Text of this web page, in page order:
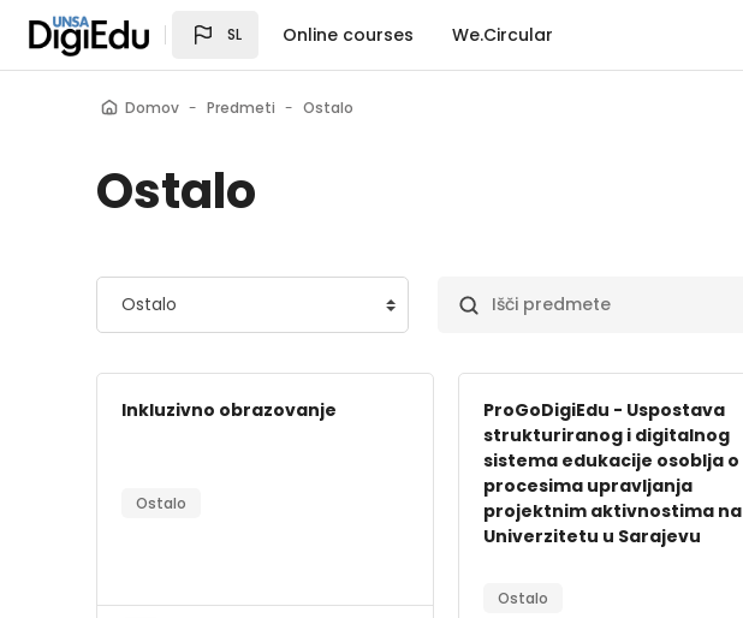
Preskoči na glavno vsebino
SL Online courses We.Circular
Domov Predmeti Ostalo
Ostalo
predmetov Išči predmete
Inkluzivno obrazovanje
Ostalo
ProGoDigiEdu - Uspostava
strukturiranog i digitalnog
sistema edukacije osoblja o
procesima upravljanja
projektnim aktivnostima na
Univerzitetu u Sarajevu
Ostalo